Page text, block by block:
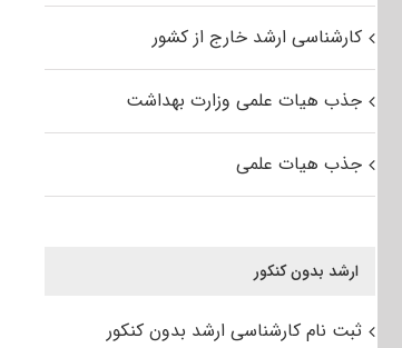
کارشناسی ارشد خارج از کشور
جذب هیات علمی وزارت بهداشت
جذب هیات علمی
ارشد بدون کنکور
ثبت نام کارشناسی ارشد بدون کنکور